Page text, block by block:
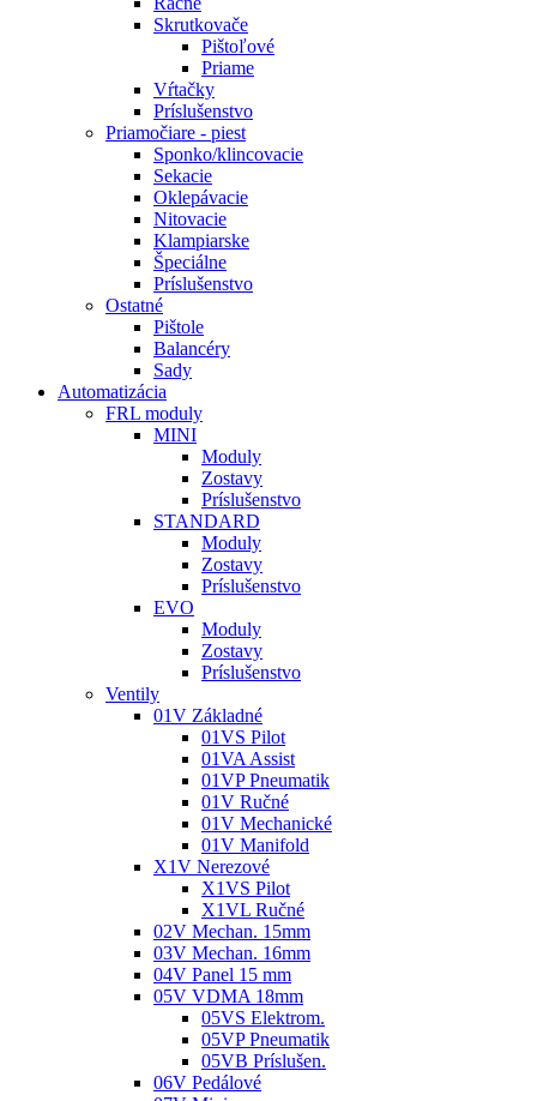
Skrutkovače
Pištoľové
Priame
Vŕtačky
Príslušenstvo
Priamočiare - piest
Sponko/klincovacie
Sekacie
Oklepávacie
Nitovacie
Klampiarske
Špeciálne
Príslušenstvo
Ostatné
Pištole
Balancéry
Sady
Automatizácia
FRL moduly
MINI
Moduly
Zostavy
Príslušenstvo
STANDARD
Moduly
Zostavy
Príslušenstvo
EVO
Moduly
Zostavy
Príslušenstvo
Ventily
01V Základné
01VS Pilot
01VA Assist
01VP Pneumatik
01V Ručné
01V Mechanické
01V Manifold
X1V Nerezové
X1VS Pilot
X1VL Ručné
02V Mechan. 15mm
03V Mechan. 16mm
04V Panel 15 mm
05V VDMA 18mm
05VS Elektrom.
05VP Pneumatik
05VB Príslušen.
06V Pedálové